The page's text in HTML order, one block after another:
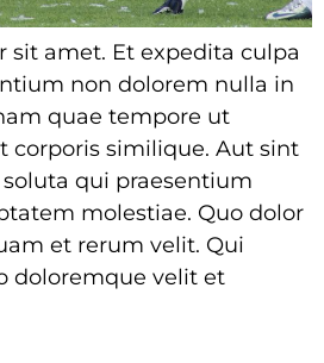
sit amet. Et expedita culpa
non dolorem nulla in
quae tempore ut
corporis similique. Aut sint
qui praesentium
molestiae. Quo dolor
et rerum velit. Qui
doloremque velit et